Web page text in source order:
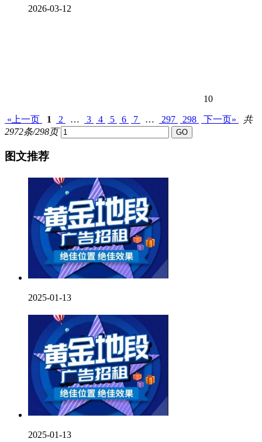
2026-03-12
10
«上一页 1 2 … 3 4 5 6 7 … 297 298 下一页»
共
2972条/298页
图文推荐
2025-01-13
2025-01-13